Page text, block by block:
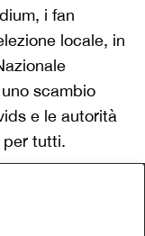
i fan
locale, in
scambio
e le autorità
per tutti.